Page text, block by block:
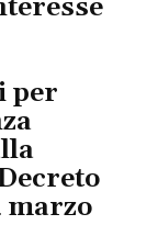
per
marzo